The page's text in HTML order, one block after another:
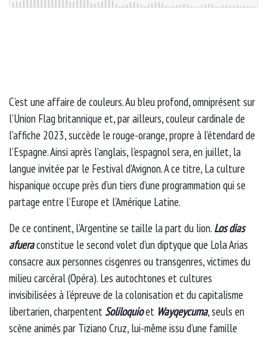
C’est une affaire de couleurs. Au bleu profond, omniprésent sur
l’Union Flag britannique et, par ailleurs, couleur cardinale de
l’affiche 2023, succède le rouge-orange, propre à l’étendard de
l’Espagne. Ainsi après l’anglais, l’espagnol sera, en juillet, la
langue invitée par le Festival d’Avignon. A ce titre, La culture
hispanique occupe près d’un tiers d’une programmation qui se
partage entre l’Europe et l’Amérique Latine.
De ce continent, l’Argentine se taille la part du lion. Los dias
afueraconstitue le second volet d’un diptyque que Lola Arias
consacre aux personnes cisgenres ou transgenres, victimes du
milieu carcéral (Opéra). Les autochtones et cultures
invisibilisées à l’épreuve de la colonisation et du capitalisme
libertarien, charpententSoliloquioet Wayqeycuma, seuls en
scène animés par Tiziano Cruz, lui-même issu d’une famille